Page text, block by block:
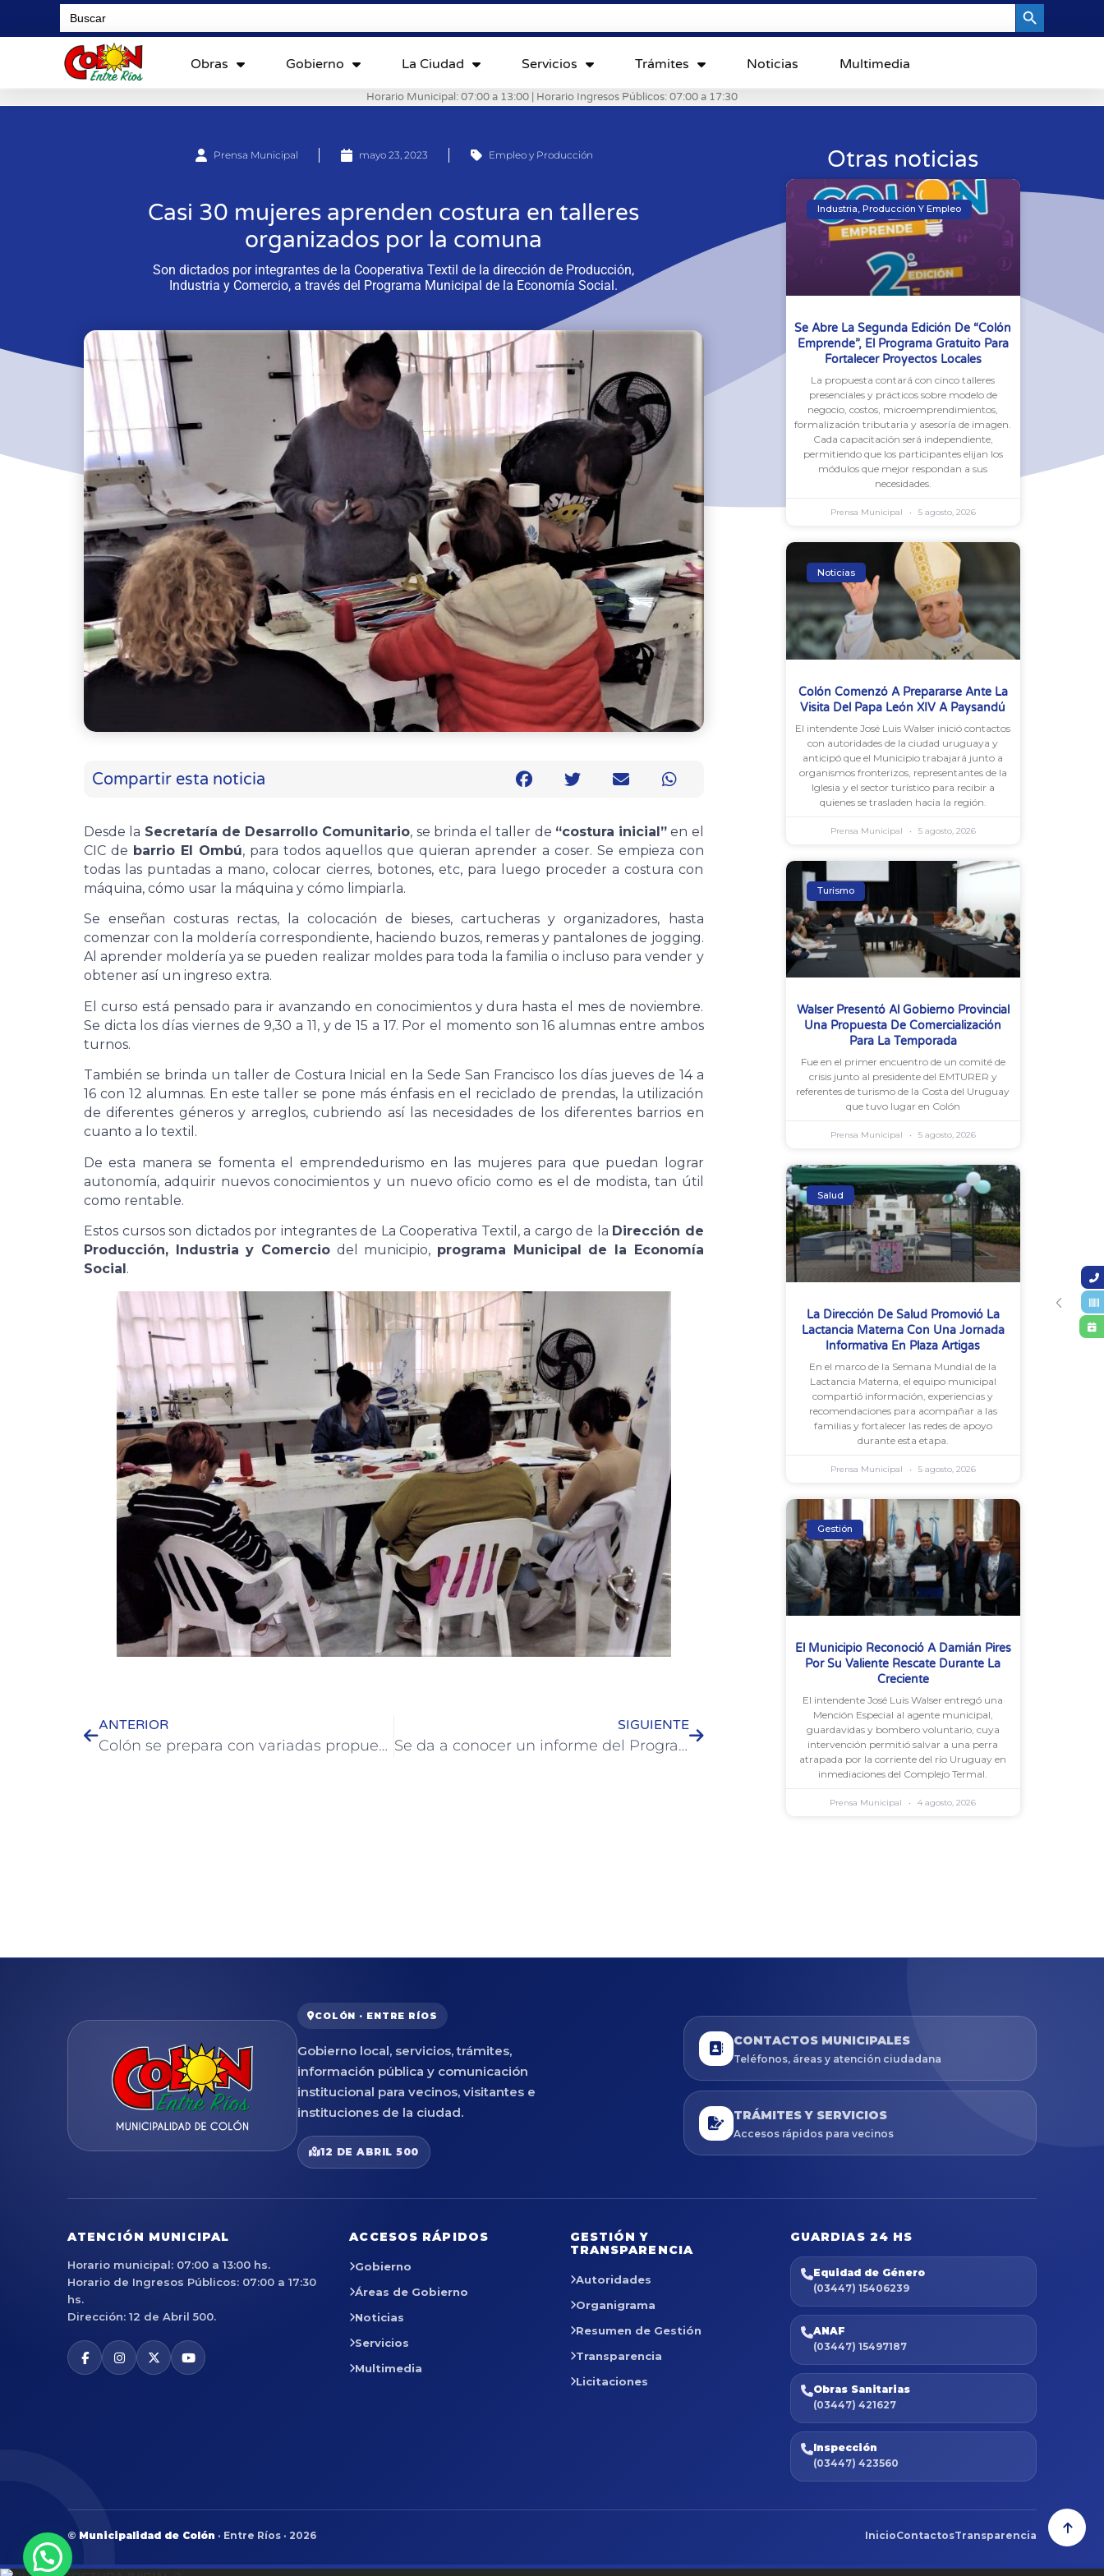
Search
for:
Obras Gobierno La Ciudad Servicios Trámites Noticias Multimedia
Horario Municipal: 07:00 a 13:00 | Horario Ingresos Públicos: 07:00 a 17:30
Prensa Municipal mayo 23, 2023 Empleo y Producción
Casi 30 mujeres aprenden costura en talleres
organizados por la comuna
Son dictados por integrantes de la Cooperativa Textil de la dirección de Producción,
Industria y Comercio, a través del Programa Municipal de la Economía Social.
Compartir esta noticia
Desde la Secretaría de Desarrollo Comunitario, se brinda el taller de “costura inicial” en el
CIC de barrio El Ombú, para todos aquellos que quieran aprender a coser. Se empieza con
todas las puntadas a mano, colocar cierres, botones, etc, para luego proceder a costura con
máquina, cómo usar la máquina y cómo limpiarla.
Se enseñan costuras rectas, la colocación de bieses, cartucheras y organizadores, hasta
comenzar con la moldería correspondiente, haciendo buzos, remeras y pantalones de jogging.
Al aprender moldería ya se pueden realizar moldes para toda la familia o incluso para vender y
obtener así un ingreso extra.
El curso está pensado para ir avanzando en conocimientos y dura hasta el mes de noviembre.
Se dicta los días viernes de 9,30 a 11, y de 15 a 17. Por el momento son 16 alumnas entre ambos
turnos.
También se brinda un taller de Costura Inicial en la Sede San Francisco los días jueves de 14 a
16 con 12 alumnas. En este taller se pone más énfasis en el reciclado de prendas, la utilización
de diferentes géneros y arreglos, cubriendo así las necesidades de los diferentes barrios en
cuanto a lo textil.
De esta manera se fomenta el emprendedurismo en las mujeres para que puedan lograr
autonomía, adquirir nuevos conocimientos y un nuevo oficio como es el de modista, tan útil
como rentable.
Estos cursos son dictados por integrantes de La Cooperativa Textil, a cargo de la Dirección de
Producción, Industria y Comerciodel municipio, programa Municipal de la Economía
Social.
ANTERIOR
Colón se prepara con variadas propuestas para el fin de semana extra largo
SIGUIENTE
Se da a conocer un informe del Programa de Regularización de los empleados municipales de Colón
Otras noticias
Industria, Producción Y Empleo
Se Abre La Segunda Edición De “Colón
Emprende”, El Programa Gratuito Para
Fortalecer Proyectos Locales
La propuesta contará con cinco talleres
presenciales y prácticos sobre modelo de
negocio, costos, microemprendimientos,
formalización tributaria y asesoría de imagen.
Cada capacitación será independiente,
permitiendo que los participantes elijan los
módulos que mejor respondan a sus
necesidades.
Prensa Municipal 5 agosto, 2026
Noticias
Colón Comenzó A Prepararse Ante La
Visita Del Papa León XIV A Paysandú
El intendente José Luis Walser inició contactos
con autoridades de la ciudad uruguaya y
anticipó que el Municipio trabajará junto a
organismos fronterizos, representantes de la
Iglesia y el sector turístico para recibir a
quienes se trasladen hacia la región.
Prensa Municipal 5 agosto, 2026
Turismo
Walser Presentó Al Gobierno Provincial
Una Propuesta De Comercialización
Para La Temporada
Fue en el primer encuentro de un comité de
crisis junto al presidente del EMTURER y
referentes de turismo de la Costa del Uruguay
que tuvo lugar en Colón
Prensa Municipal 5 agosto, 2026
Salud
La Dirección De Salud Promovió La
Lactancia Materna Con Una Jornada
Informativa En Plaza Artigas
En el marco de la Semana Mundial de la
Lactancia Materna, el equipo municipal
compartió información, experiencias y
recomendaciones para acompañar a las
familias y fortalecer las redes de apoyo
durante esta etapa.
Prensa Municipal 5 agosto, 2026
Gestión
El Municipio Reconoció A Damián Pires
Por Su Valiente Rescate Durante La
Creciente
El intendente José Luis Walser entregó una
Mención Especial al agente municipal,
guardavidas y bombero voluntario, cuya
intervención permitió salvar a una perra
atrapada por la corriente del río Uruguay en
inmediaciones del Complejo Termal.
Prensa Municipal 4 agosto, 2026
COLÓN · ENTRE RÍOS
Gobierno local, servicios, trámites,
información pública y comunicación
institucional para vecinos, visitantes e
instituciones de la ciudad.
12 DE ABRIL 500
CONTACTOS MUNICIPALES
Teléfonos, áreas y atención ciudadana
TRÁMITES Y SERVICIOS
Accesos rápidos para vecinos
ATENCIÓN MUNICIPAL
Horario municipal: 07:00 a 13:00 hs.
Horario de Ingresos Públicos: 07:00 a 17:30
hs.
Dirección: 12 de Abril 500.
ACCESOS RÁPIDOS
Gobierno
Áreas de Gobierno
Noticias
Servicios
Multimedia
GESTIÓN Y
TRANSPARENCIA
Autoridades
Organigrama
Resumen de Gestión
Transparencia
Licitaciones
GUARDIAS 24 HS
Equidad de Género
(03447) 15406239
ANAF
(03447) 15497187
Obras Sanitarias
(03447) 421627
Inspección
(03447) 423560
© Municipalidad de Colón · Entre Ríos · 2026 InicioContactosTransparencia